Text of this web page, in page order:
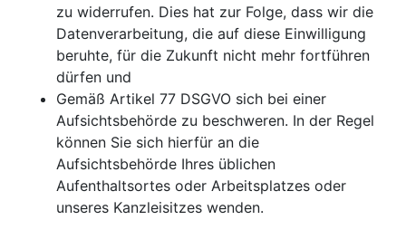
zu widerrufen. Dies hat zur Folge, dass wir die
Datenverarbeitung, die auf diese Einwilligung
beruhte, für die Zukunft nicht mehr fortführen
dürfen und
Gemäß Artikel 77 DSGVO sich bei einer
Aufsichtsbehörde zu beschweren. In der Regel
können Sie sich hierfür an die
Aufsichtsbehörde Ihres üblichen
Aufenthaltsortes oder Arbeitsplatzes oder
unseres Kanzleisitzes wenden.